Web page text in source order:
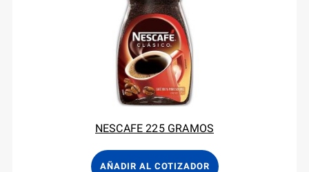
NESCAFE 225 GRAMOS
AÑADIR AL COTIZADOR